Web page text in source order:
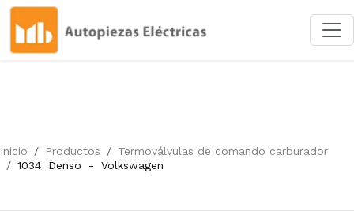
Inicio Productos
Termoválvulas de comando carburador
1034
Denso - Volkswagen